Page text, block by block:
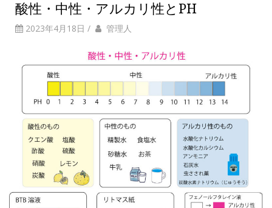
酸性・中性・アルカリ性とPH
2023年4月18日 / 管理人